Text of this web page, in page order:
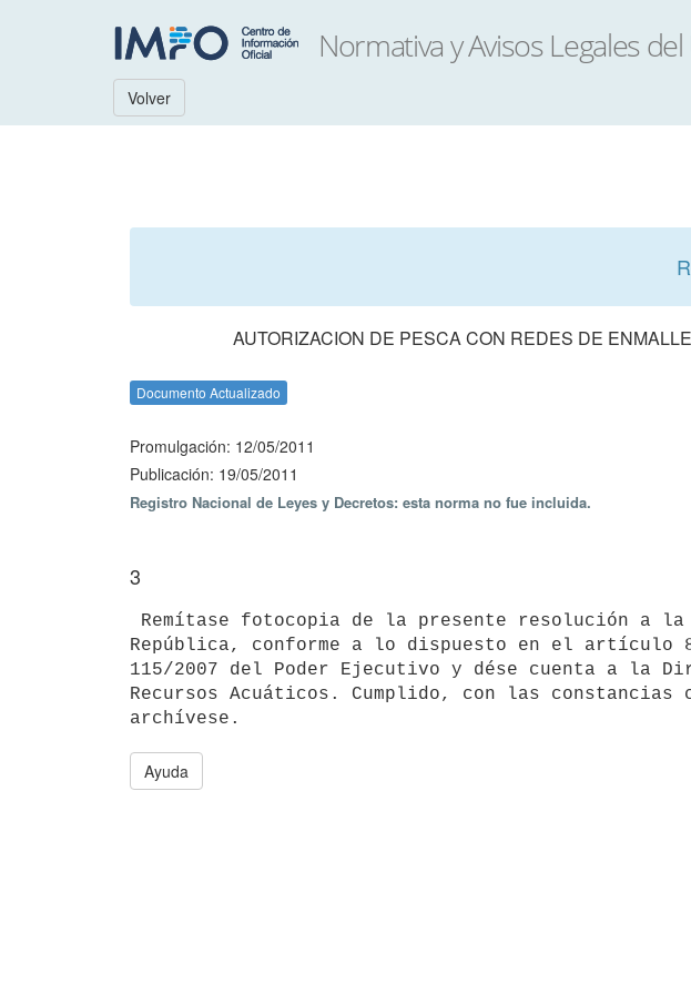
Volver
AUTORIZACION DE PESCA CON REDES DE
Documento Actualizado
Promulgación: 12/05/2011
Publicación: 19/05/2011
Registro Nacional de Leyes y Decretos: esta norma no fue incluida.
3
República, conforme a lo dispuesto en el artículo
115/2007 del Poder Ejecutivo y dése cuenta a la
Recursos Acuáticos. Cumplido, con las constancias
Ayuda